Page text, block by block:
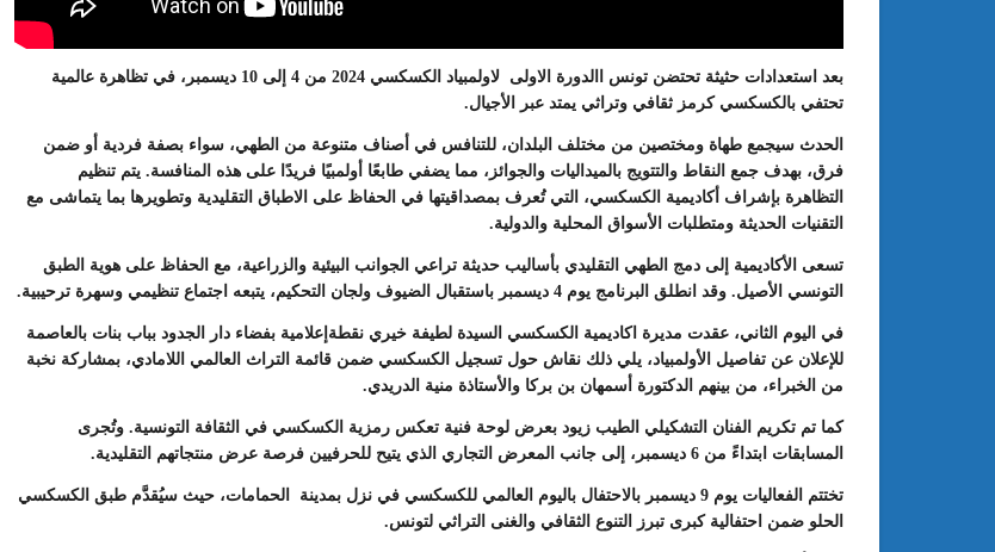
بعد استعدادات حثيثة تحتضن تونس االدورة الاولى لاولمبياد الكسكسي 2024 من 4 إلى 10 ديسمبر، في تظاهرة عالمية
تحتفي بالكسكسي كرمز ثقافي وتراثي يمتد عبر الأجيال.
الحدث سيجمع طهاة ومختصين من مختلف البلدان، للتنافس في أصناف متنوعة من الطهي، سواء بصفة فردية أو ضمن
فرق، بهدف جمع النقاط والتتويج بالميداليات والجوائز، مما يضفي طابعًا أولمبيًا فريدًا على هذه المنافسة. يتم تنظيم
التظاهرة بإشراف أكاديمية الكسكسي، التي تُعرف بمصداقيتها في الحفاظ على الاطباق التقليدية وتطويرها بما يتماشى مع
التقنيات الحديثة ومتطلبات الأسواق المحلية والدولية.
تسعى الأكاديمية إلى دمج الطهي التقليدي بأساليب حديثة تراعي الجوانب البيئية والزراعية، مع الحفاظ على هوية الطبق
التونسي الأصيل. وقد انطلق البرنامج يوم 4 ديسمبر باستقبال الضيوف ولجان التحكيم، يتبعه اجتماع تنظيمي وسهرة ترحيبية.
في اليوم الثاني، عقدت مديرة اكاديمية الكسكسي السيدة لطيفة خيري نقطةإعلامية بفضاء دار الجدود بباب بنات بالعاصمة
للإعلان عن تفاصيل الأولمبياد، يلي ذلك نقاش حول تسجيل الكسكسي ضمن قائمة التراث العالمي اللامادي، بمشاركة نخبة
من الخبراء، من بينهم الدكتورة أسمهان بن بركا والأستاذة منية الدريدي.
كما تم تكريم الفنان التشكيلي الطيب زيود بعرض لوحة فنية تعكس رمزية الكسكسي في الثقافة التونسية. وتُجرى
المسابقات ابتداءً من 6 ديسمبر، إلى جانب المعرض التجاري الذي يتيح للحرفيين فرصة عرض منتجاتهم التقليدية.
تختتم الفعاليات يوم 9 ديسمبر بالاحتفال باليوم العالمي للكسكسي في نزل بمدينة الحمامات، حيث سيُقدَّم طبق الكسكسي
الحلو ضمن احتفالية كبرى تبرز التنوع الثقافي والغنى التراثي لتونس.
المسرح الجامعي يقود رواده إلى الملتقيات
الدولية…التجربة العمانية نموذجا
عبد الستار الخليفي: مهم جدا أن يتواصل
الملتقى الدولي الحسين بوزيان للمسرح
الجامعي بوجودي أو بدونه
الدورة 24 للمعرض الجامعي تحت
إلى التميّز”